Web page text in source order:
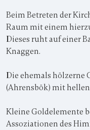
Beim Betreten der
Raum mit einem
Dieses ruht auf einer
Knaggen.
Die ehemals hölzerne
(Ahrensbök) mit
Kleine Goldelemente
Assoziationen des